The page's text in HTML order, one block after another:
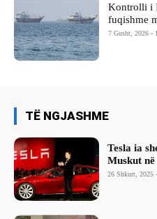
Kontrolli i
fuqishme
7 Gusht, 2026 -
TË NGJASHME
Tesla ia
Muskut
26 Shkurt, 2025